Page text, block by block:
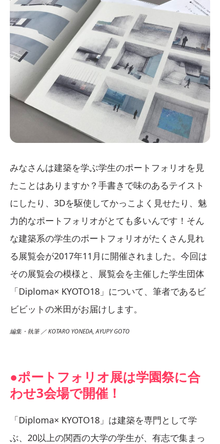
みなさんは建築を学ぶ学生のポートフォリオを見
たことはありますか？手書きで味のあるテイスト
にしたり、3Dを駆使してかっこよく見せたり、魅
力的なポートフォリオがとても多いんです！そん
な建築系の学生のポートフォリオがたくさん見れ
る展覧会が2017年11月に開催されました。今回は
その展覧会の模様と、展覧会を主催した学生団体
「Diploma× KYOTO18」について、筆者であるビ
ビビットの米田がお届けします。
編集・執筆 ／ KOTARO YONEDA, AYUPY GOTO
●ポートフォリオ展は学園祭に合
わせ3会場で開催！
「Diploma× KYOTO18」は建築を専門として学
ぶ、20以上の関西の大学の学生が、有志で集まっ